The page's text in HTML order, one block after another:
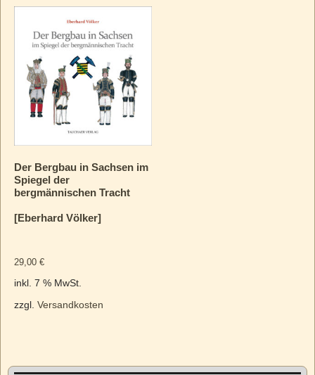
Der Bergbau in Sachsen im
Spiegel der
bergmännischen Tracht
[Eberhard Völker]
29,00 €
inkl. 7 % MwSt.
zzgl. Versandkosten